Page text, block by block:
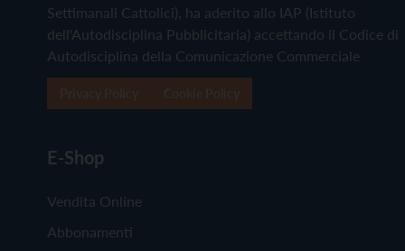
Settimanali Cattolici), ha aderito allo IAP (Istituto
dell'Autodisciplina Pubblicitaria) accettando il Codice di
Autodisciplina della Comunicazione Commerciale
E-Shop
Vendita Online
Abbonamenti